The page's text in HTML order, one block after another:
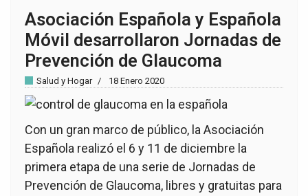
Asociación Española y Española
Móvil desarrollaron Jornadas de
Prevención de Glaucoma
Salud y Hogar 18 Enero 2020
Con un gran marco de público, la Asociación
Española realizó el 6 y 11 de diciembre la
primera etapa de una serie de Jornadas de
Prevención de Glaucoma, libres y gratuitas para